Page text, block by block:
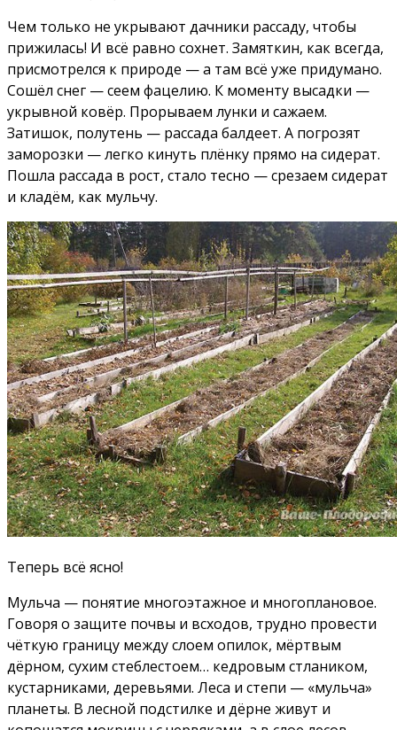
Чем только не укрывают дачники рассаду, чтобы
прижилась! И всё равно сохнет. Замяткин, как всегда,
присмотрелся к природе — а там всё уже придумано.
Сошёл снег — сеем фацелию. К моменту высадки —
укрывной ковёр. Прорываем лунки и сажаем.
Затишок, полутень — рассада балдеет. А погрозят
заморозки — легко кинуть плёнку прямо на сидерат.
Пошла рассада в рост, стало тесно — срезаем сидерат
и кладём, как мульчу.
Теперь всё ясно!
Мульча — понятие многоэтажное и многоплановое.
Говоря о защите почвы и всходов, трудно провести
чёткую границу между слоем опилок, мёртвым
дёрном, сухим стеблестоем… кедровым стлаником,
кустарниками, деревьями. Леса и степи — «мульча»
планеты. В лесной подстилке и дёрне живут и